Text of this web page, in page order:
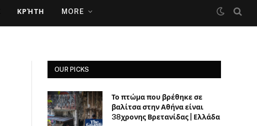
ΚΡΉΤΗ MORE
OUR PICKS
Το πτώμα που βρέθηκε σε
βαλίτσα στην Αθήνα είναι
38χρονης Βρετανίδας | Ελλάδα